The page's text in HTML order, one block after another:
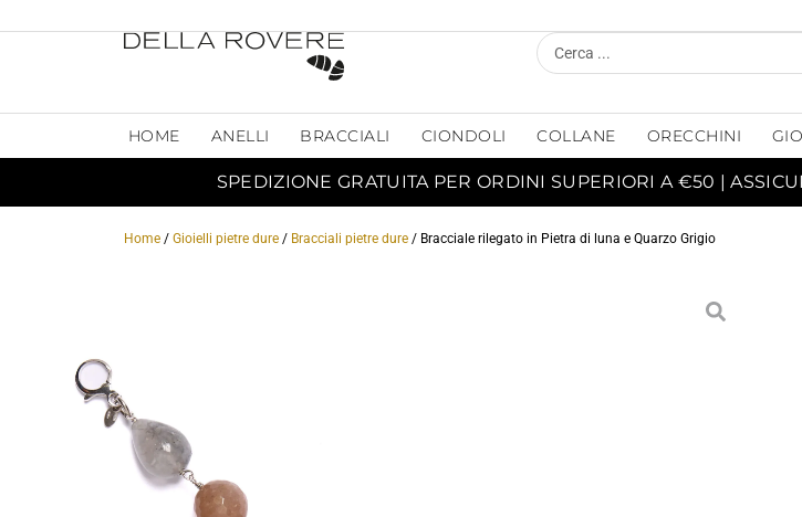
HOME ANELLI BRACCIALI CIONDOLI COLLANE ORECCHINI
SPEDIZIONE GRATUITA PER ORDINI SUPERIORI A €50 |
Home / Gioielli pietre dure / Bracciali pietre dure / Bracciale rilegato in Pietra di luna e Quarzo Grigio